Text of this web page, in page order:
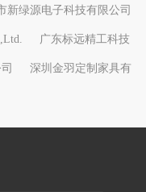
新绿源电子科技有限公司
广东标远精工科技
深圳金羽定制家具有